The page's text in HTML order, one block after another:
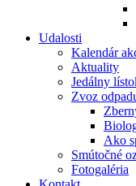
Udalosti
Kalendár
Aktuality
Jedálny
Zvoz
Ako
Smútočné
Fotogaléria